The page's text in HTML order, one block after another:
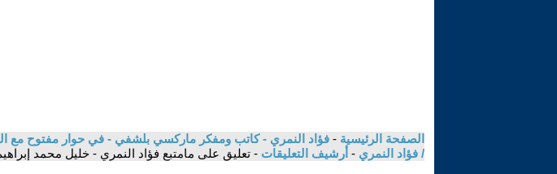
الصفحة الرئيسية - فؤاد النمري - كاتب ومفكر ماركسي بلشفي - في حوار مفتوح مع
/ فؤاد النمري - أرشيف التعليقات - تعليق على مامتبع فؤاد النمري - خليل محمد